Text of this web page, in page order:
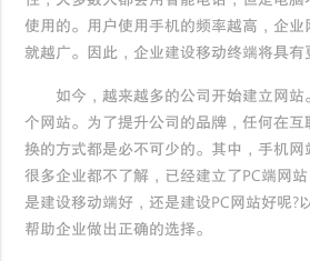
使用的。用户使用手机的频率越高，企
就越广。因此，企业建设移动终端将具有
如今，越来越多的公司开始建立网站
个网站。为了提升公司的品牌，任何在
换的方式都是必不可少的。其中，手机网
很多企业都不了解，已经建立了PC端网
是建设移动端好，还是建设PC网站好呢?
帮助企业做出正确的选择。